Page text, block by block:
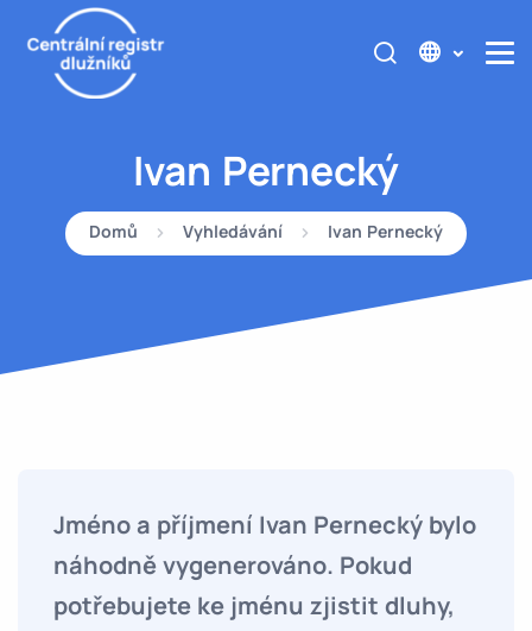
Ivan Pernecký
Domů Vyhledávání Ivan Pernecký
Jméno a příjmení Ivan Pernecký bylo
náhodně vygenerováno. Pokud
potřebujete ke jménu zjistit dluhy,